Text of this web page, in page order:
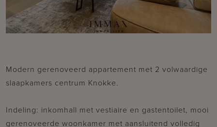
Modern gerenoveerd appartement met 2 volwaardige
slaapkamers centrum Knokke.
Indeling: inkomhall met vestiaire en gastentoilet, mooi
gerenoveerde woonkamer met aansluitend volledig